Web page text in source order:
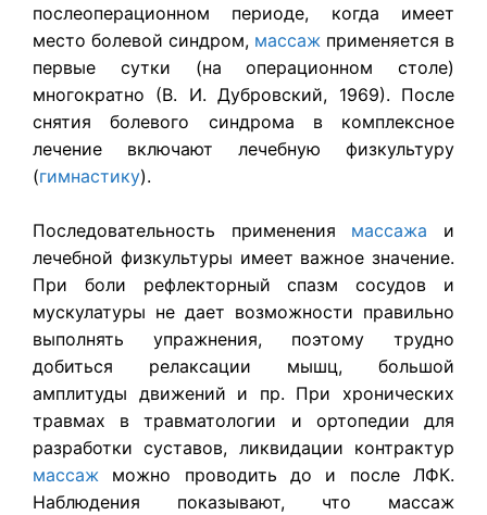
послеоперационном периоде, когда имеет
место болевой синдром, массаж применяется в
первые сутки (на операционном столе)
многократно (В. И. Дубровский, 1969). После
снятия болевого синдрома в комплексное
лечение включают лечебную физкультуру
(гимнастику).
Последовательность применения массажа и
лечебной физкультуры имеет важное значение.
При боли рефлекторный спазм сосудов и
мускулатуры не дает возможности правильно
выполнять упражнения, поэтому трудно
добиться релаксации мышц, большой
амплитуды движений и пр. При хронических
травмах в травматологии и ортопедии для
разработки суставов, ликвидации контрактур
массаж можно проводить до и после ЛФК.
Наблюдения показывают, что массаж